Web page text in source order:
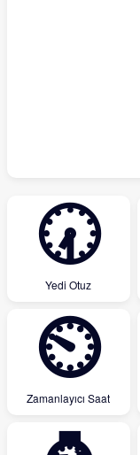
🕢
Yedi Otuz
⏲
Zamanlayıcı Saat